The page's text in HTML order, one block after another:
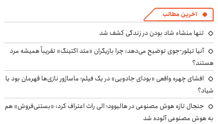
آخرین مطالب
تنها منشاء شاد بودن در زندگی کشف شد
آنیا تیلور-جوی توضیح می‌دهد: چرا بازیگران «متد اکتینگ» تقریباً همیشه مرد
هستند؟
افشای چهره واقعی «بودای جادویی» در یک فیلم؛ ماساژور نازی‌ها قهرمان بود یا
شیاد؟
جنجال تازه هوش مصنوعی در هالیوود؛ الی راث اعتراف کرد: «بستنی‌فروش» هم
به هوش مصنوعی آلوده شد